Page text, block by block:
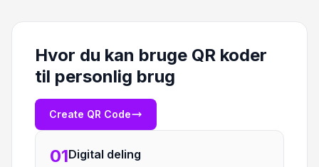
Hvor du kan bruge QR koder
til personlig brug
Create QR Code
01Digital deling